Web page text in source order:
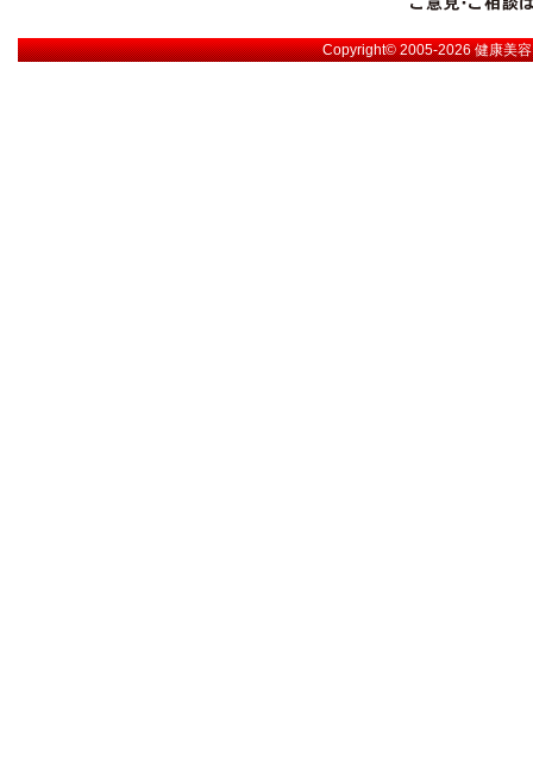
Copyright© 2005-2026健康美